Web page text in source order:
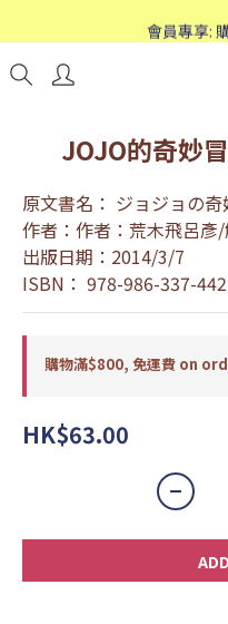
歡迎
會員專享:
歡迎
JOJO的奇妙
原文書名： ジョジョの
作者：作者：荒木飛呂彥
出版日期：2014/3/7
ISBN： 978-986-337-
購物滿$800, 免運費 on
HK$63.00